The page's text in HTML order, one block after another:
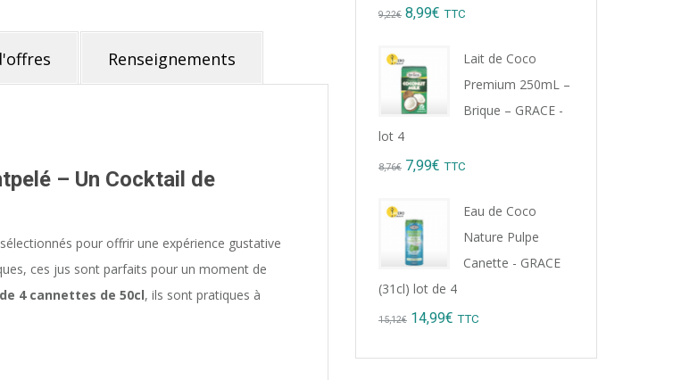
Renseignements
– Un Cocktail de
pour offrir une expérience gustative
ces jus sont parfaits pour un moment de
4 cannettes de 50cl, ils sont pratiques à
9,22€ Original
was:
9,22€.
8,99€ Current
TTC
Lait de Coco
Premium 250mL –
Brique – GRACE -
lot 4
8,76€ Original
was:
8,76€.
7,99€ Current
TTC
Eau de Coco
Nature Pulpe
Canette - GRACE
(31cl) lot de 4
15,12€ Original
14,99€ Current
TTC